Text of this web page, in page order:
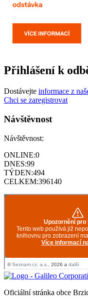
Přihlášení k
Dostávejte informace z
Chci se zaregistrovat
Návštěvnost
Návštěvnost:
ONLINE:0
DNES:99
TÝDEN:494
CELKEM:396140
Oficiální stránka obce